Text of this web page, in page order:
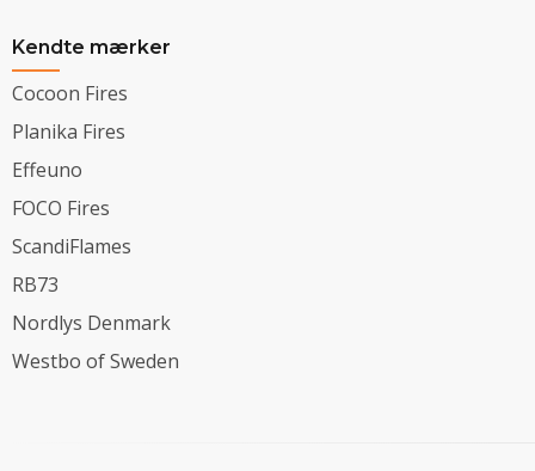
Kendte mærker
Cocoon Fires
Planika Fires
Effeuno
FOCO Fires
ScandiFlames
RB73
Nordlys Denmark
Westbo of Sweden